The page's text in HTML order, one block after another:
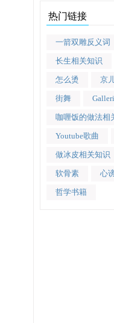
热门链接
一箭双雕反义词
长生相关知识
怎么烫 京
街舞
咖喱饭的做法相
Youtube歌曲
做冰皮相关知识
软骨素 心
哲学书籍